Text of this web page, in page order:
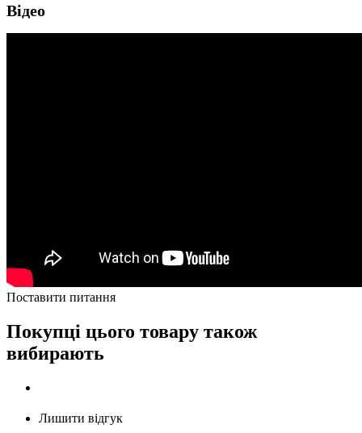
Відео
Поставити питання
Покупці цього товару також
вибирають
Лишити відгук